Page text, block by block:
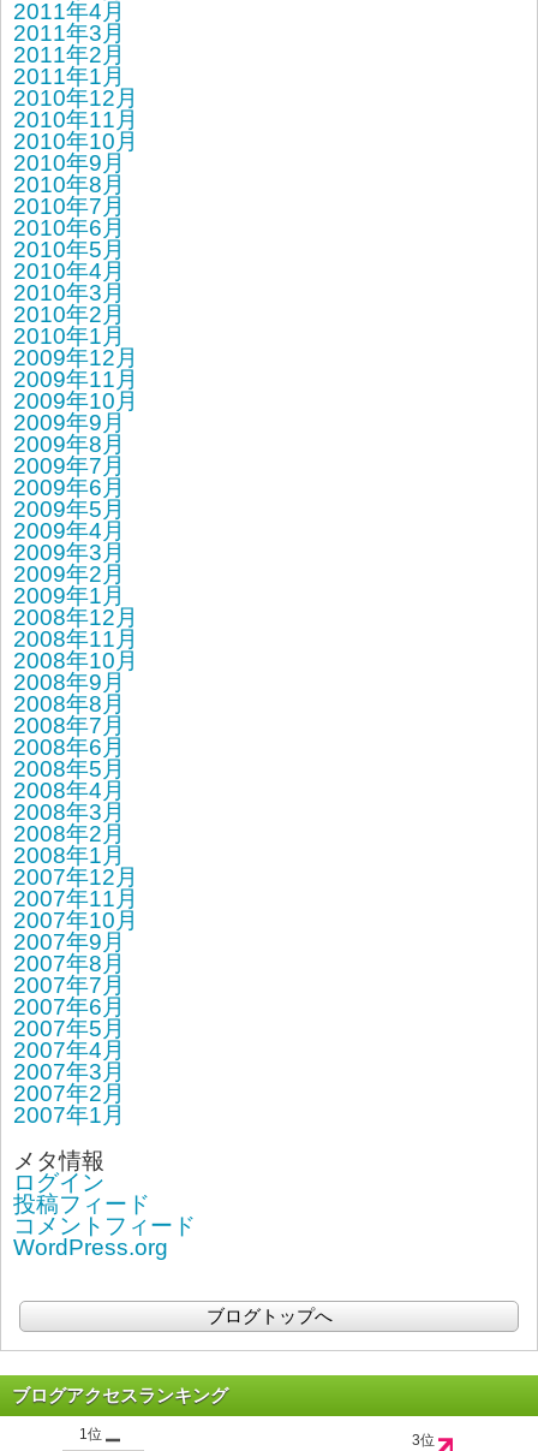
2011年4月
2011年3月
2011年2月
2011年1月
2010年12月
2010年11月
2010年10月
2010年9月
2010年8月
2010年7月
2010年6月
2010年5月
2010年4月
2010年3月
2010年2月
2010年1月
2009年12月
2009年11月
2009年10月
2009年9月
2009年8月
2009年7月
2009年6月
2009年5月
2009年4月
2009年3月
2009年2月
2009年1月
2008年12月
2008年11月
2008年10月
2008年9月
2008年8月
2008年7月
2008年6月
2008年5月
2008年4月
2008年3月
2008年2月
2008年1月
2007年12月
2007年11月
2007年10月
2007年9月
2007年8月
2007年7月
2007年6月
2007年5月
2007年4月
2007年3月
2007年2月
2007年1月
メタ情報
ログイン
投稿フィード
コメントフィード
WordPress.org
ブログトップへ
ブログアクセスランキング
1位 3位